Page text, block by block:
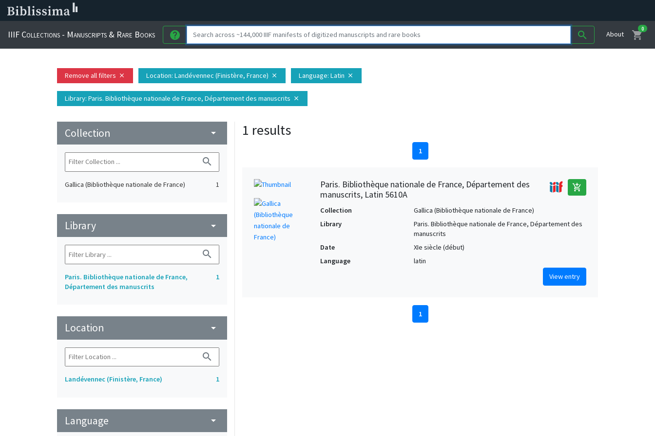
IIIF Collections - Manuscripts & Rare Books help search About shopping_cart
0
Remove all filters close Location: Landévennec (Finistère, France) close Language: Latin close
Library: Paris. Bibliothèque nationale de France, Département des manuscrits close
Collection arrow_drop_down
search
Gallica (Bibliothèque nationale de France) 1
Library arrow_drop_down
search
Paris. Bibliothèque nationale de France,
Département des manuscrits
1
Location arrow_drop_down
search
Landévennec (Finistère, France) 1
Language arrow_drop_down
1 results
1
Paris. Bibliothèque nationale de France, Département des
manuscrits, Latin 5610A
add_shopping_cart
Collection
Gallica (Bibliothèque nationale de France)
Library
Paris. Bibliothèque nationale de France, Département des
manuscrits
Date
XIe siècle (début)
Language
latin
View entry
1